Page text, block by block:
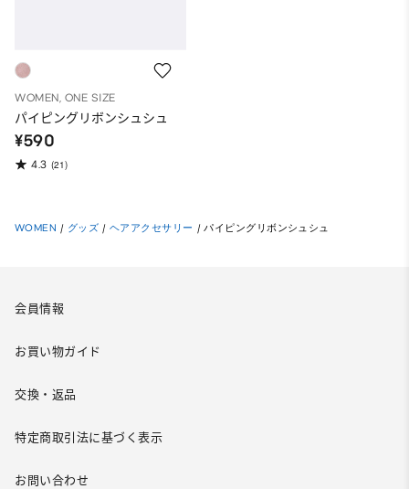
WOMEN, ONE SIZE
パイピングリボンシュシュ
¥590
4.3 (21)
WOMEN / グッズ / ヘアアクセサリー / パイピングリボンシュシュ
会員情報
お買い物ガイド
交換・返品
特定商取引法に基づく表示
お問い合わせ